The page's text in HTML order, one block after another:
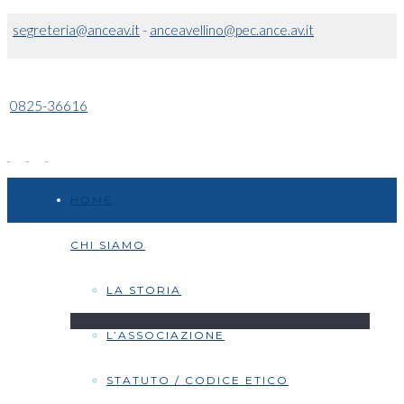
segreteria@anceav.it- anceavellino@pec.ance.av.it
0825-36616
CHI SIAMO
LA STORIA
L’ASSOCIAZIONE
STATUTO / CODICE ETICO